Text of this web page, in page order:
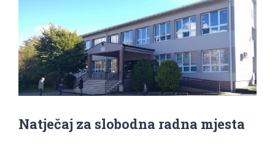
Larger
Image
Natječaj za slobodna radna mjesta